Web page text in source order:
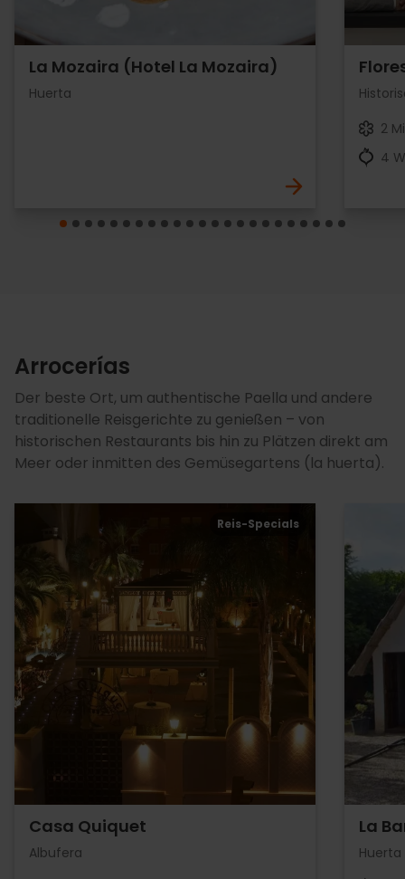
La Mozaira (Hotel La Mozaira)
Huerta
2
4
Arrocerías
Der beste Ort, um authentische Paella und andere
traditionelle Reisgerichte zu genießen – von
historischen Restaurants bis hin zu Plätzen direkt am
Meer oder inmitten des Gemüsegartens (la huerta).
Casa Quiquet
Albufera
Reis-Specials
La
Huerta